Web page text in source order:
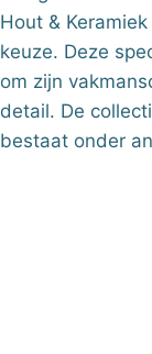
Hout &
keuze. Deze
om zijn
detail. De
bestaat onder